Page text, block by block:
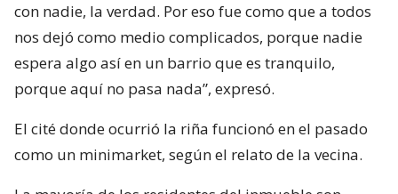
con nadie, la verdad. Por eso fue como que a todos
nos dejó como medio complicados, porque nadie
espera algo así en un barrio que es tranquilo,
porque aquí no pasa nada”, expresó.
El cité donde ocurrió la riña funcionó en el pasado
como un minimarket, según el relato de la vecina.